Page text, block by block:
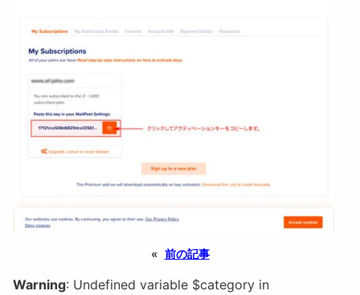
« 前の記事
Warning: Undefined variable $category in